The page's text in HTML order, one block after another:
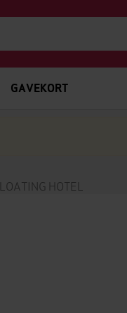
GAVEKORT
HOTEL